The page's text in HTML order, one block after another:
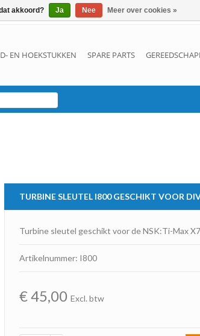
EN HOEKSTUKKEN SPARE PARTS
TURBINE SLEUTEL I800 GESCHIKT VOOR
Turbine sleutel geschikt voor de NSK:Ti-Max
Artikelnummer: I800
€45,00 Excl. btw
akkoord? Ja Nee Meer over cookies »